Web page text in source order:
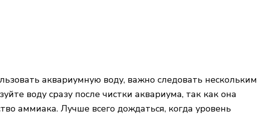
аквариумную воду, важно следовать нескольким
воду сразу после чистки аквариума, так как она
аммиака. Лучше всего дождаться, когда уровень